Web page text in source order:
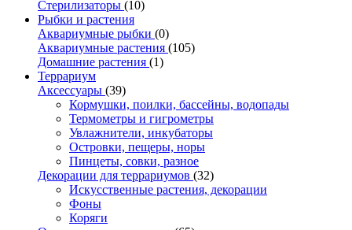
Стерилизаторы (10)
Рыбки и растения
Аквариумные рыбки (0)
Аквариумные растения (105)
Домашние растения (1)
Террариум
Аксессуары (39)
Кормушки, поилки, бассейны, водопады
Термометры и гигрометры
Увлажнители, инкубаторы
Островки, пещеры, норы
Пинцеты, совки, разное
Декорации для террариумов (32)
Искусственные растения, декорации
Фоны
Коряги